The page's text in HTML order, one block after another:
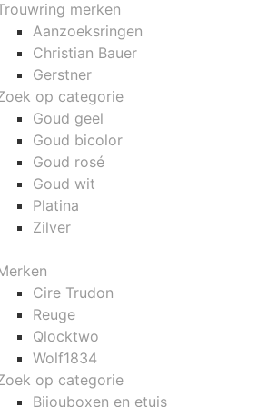
merken
Aanzoeksringen
Christian Bauer
Gerstner
op categorie
Goud geel
Goud bicolor
Goud rosé
Goud wit
Platina
Zilver
Cire Trudon
Reuge
Qlocktwo
Wolf1834
op categorie
Bijouboxen en etuis